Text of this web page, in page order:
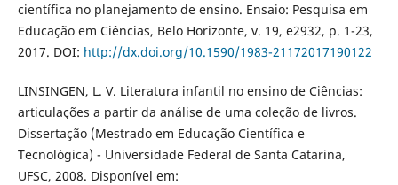
científica no planejamento de ensino. Ensaio: Pesquisa em
Educação em Ciências, Belo Horizonte, v. 19, e2932, p. 1-23,
2017. DOI: http://dx.doi.org/10.1590/1983-21172017190122
LINSINGEN, L. V. Literatura infantil no ensino de Ciências:
articulações a partir da análise de uma coleção de livros.
Dissertação (Mestrado em Educação Científica e
Tecnológica) - Universidade Federal de Santa Catarina,
UFSC, 2008. Disponível em: